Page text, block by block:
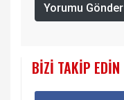
Yorumu Gönder
BIZI TAKIP EDIN